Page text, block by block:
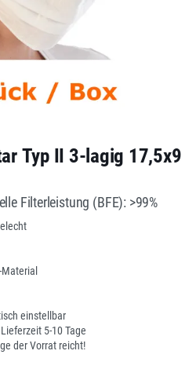
Typ II 3-lagig 17,5x9
Filterleistung (BFE): >99%
einstellbar
5-10 Tage
der Vorrat reicht!